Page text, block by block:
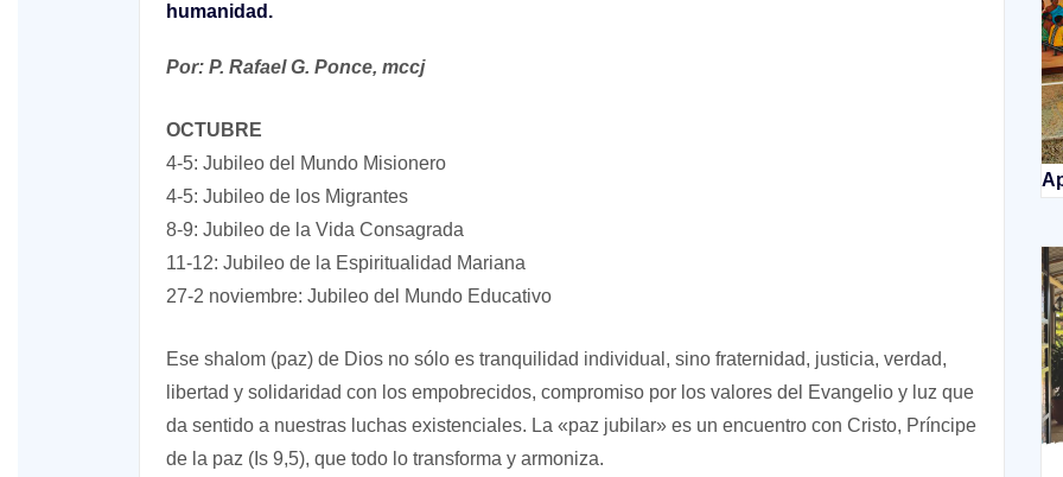
humanidad.
Por: P. Rafael G. Ponce, mccj
OCTUBRE
4-5: Jubileo del Mundo Misionero
4-5: Jubileo de los Migrantes
8-9: Jubileo de la Vida Consagrada
11-12: Jubileo de la Espiritualidad Mariana
27-2 noviembre: Jubileo del Mundo Educativo
Ese shalom (paz) de Dios no sólo es tranquilidad individual, sino fraternidad, justicia, verdad,
libertad y solidaridad con los empobrecidos, compromiso por los valores del Evangelio y luz que
da sentido a nuestras luchas existenciales. La «paz jubilar» es un encuentro con Cristo, Príncipe
de la paz (Is 9,5), que todo lo transforma y armoniza.